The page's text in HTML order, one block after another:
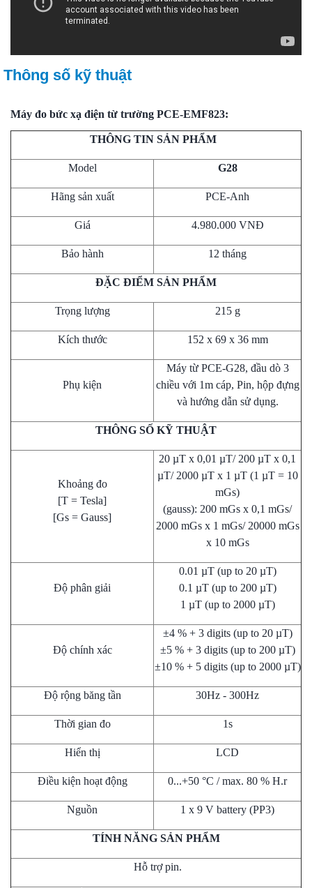
Thông số kỹ thuật
Máy đo bức xạ điện từ trường PCE-EMF823:
THÔNG TIN SẢN PHẨM
Model G28
Hãng sản xuất PCE-Anh
Giá 4.980.000 VNĐ
Bảo hành 12 tháng
ĐẶC ĐIỂM SẢN PHẨM
Trọng lượng 215 g
Kích thước 152 x 69 x 36 mm
Phụ kiện
Máy từ PCE-G28, đầu dò 3
chiều với 1m cáp, Pin, hộp đựng
và hướng dẫn sử dụng.
THÔNG SỐ KỸ THUẬT
Khoảng đo
[T = Tesla]
[Gs = Gauss]
20 µT x 0,01 µT/ 200 µT x 0,1
µT/ 2000 µT x 1 µT (1 µT = 10
mGs)
(gauss): 200 mGs x 0,1 mGs/
2000 mGs x 1 mGs/ 20000 mGs
x 10 mGs
Độ phân giải
0.01 µT (up to 20 µT)
0.1 µT (up to 200 µT)
1 µT (up to 2000 µT)
Độ chính xác
±4 % + 3 digits (up to 20 µT)
±5 % + 3 digits (up to 200 µT)
±10 % + 5 digits (up to 2000 µT)
Độ rộng băng tần 30Hz - 300Hz
Thời gian đo 1s
Hiển thị LCD
Điều kiện hoạt động 0...+50 °C / max. 80 % H.r
Nguồn 1 x 9 V battery (PP3)
TÍNH NĂNG SẢN PHẨM
Hỗ trợ pin.